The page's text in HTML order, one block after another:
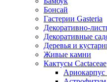
Бонсай
Гастерии Gasteria
Декоративно-
Декоративные
Деревья и
Живые камни
Кактусы Cactaceae
Ариокарпус